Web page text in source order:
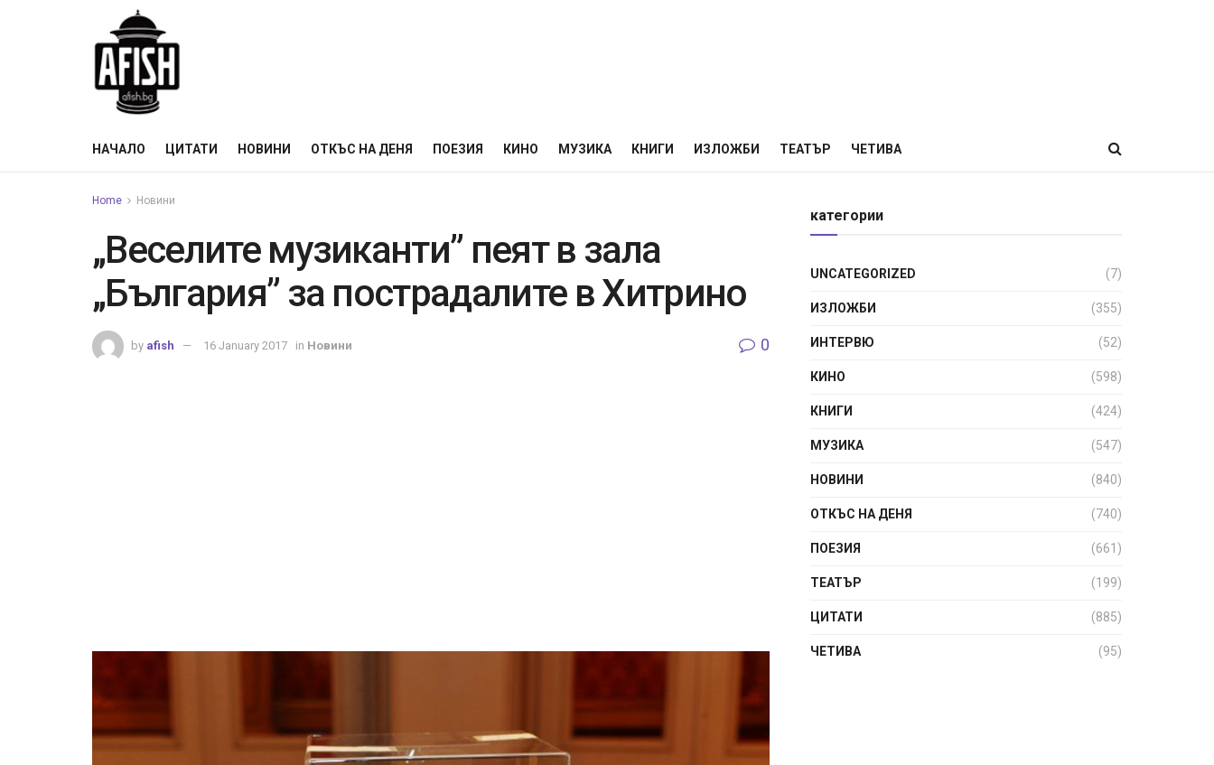
НАЧАЛО ЦИТАТИ НОВИНИ ОТКЪС НА ДЕНЯ ПОЕЗИЯ КИНО МУЗИКА КНИГИ ИЗЛОЖБИ ТЕАТЪР ЧЕТИВА
Home Новини
„Веселите музиканти” пеят в зала
„България” за пострадалите в Хитрино
by afish 16 January 2017 in Новини 0
категории
UNCATEGORIZED (7)
ИЗЛОЖБИ (355)
ИНТЕРВЮ (52)
КИНО (598)
КНИГИ (424)
МУЗИКА (547)
НОВИНИ (840)
ОТКЪС НА ДЕНЯ (740)
ПОЕЗИЯ (661)
ТЕАТЪР (199)
ЦИТАТИ (885)
ЧЕТИВА (95)